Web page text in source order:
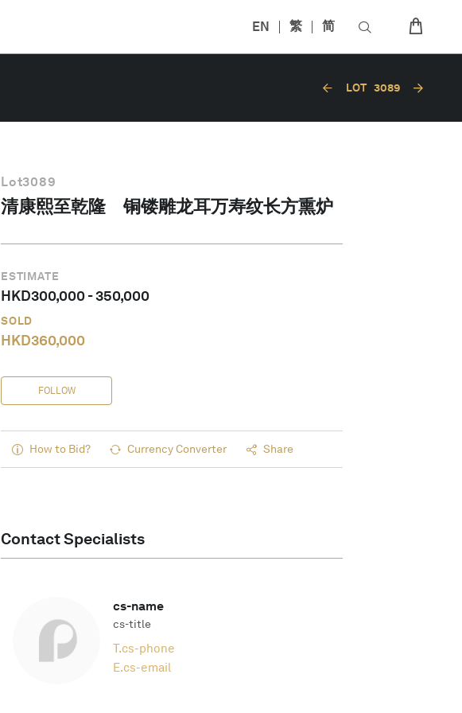
EN 繁 简
LOT 3089
Lot3089
清康熙至乾隆 铜镂雕龙耳万寿纹长方熏炉
ESTIMATE
HKD300,000-350,000
SOLD
HKD360,000
FOLLOW
How to Bid? Currency Converter Share
Contact Specialists
cs-name
cs-title
T.cs-phone
E.cs-email